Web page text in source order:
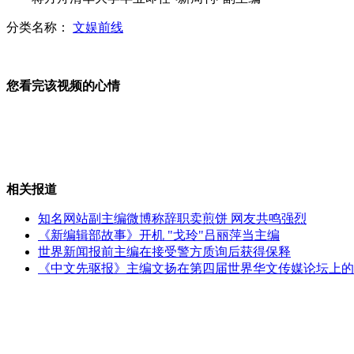
林书豪退出美国奥运选拔队
上海连环凶杀案 男子杀害5名亲人
分类名称： 文娱前线
您看完该视频的心情
相关报道
知名网站副主编微博称辞职卖煎饼 网友共鸣强烈
《新编辑部故事》开机 "戈玲"吕丽萍当主编
世界新闻报前主编在接受警方质询后获得保释
《中文先驱报》主编文扬在第四届世界华文传媒论坛上